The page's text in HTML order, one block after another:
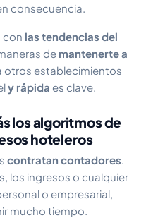
consecuencia.
con las tendencias del
de mantenerte a
otros establecimientos
y rápida es clave.
los algoritmos de
hoteleros
contratan contadores.
los ingresos o cualquier
o empresarial,
mucho tiempo.